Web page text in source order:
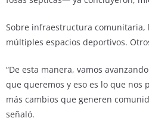
Sobre infraestructura comunitaria,
múltiples espacios deportivos.
“De esta manera, vamos
que queremos y eso es lo que nos
más cambios que generen
señaló.